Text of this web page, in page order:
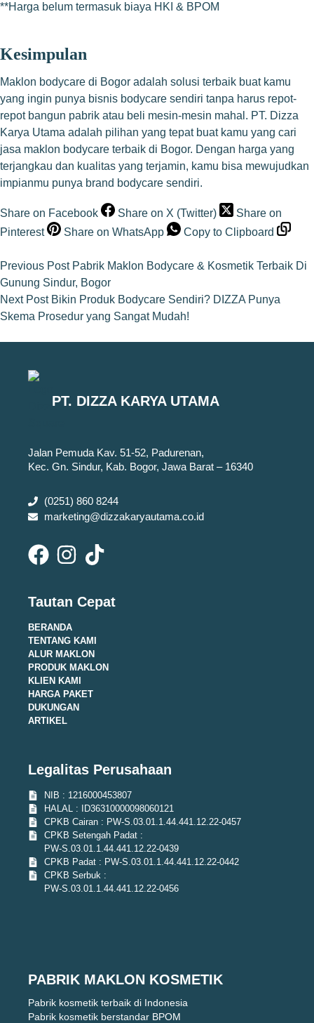
**Harga belum termasuk biaya HKI & BPOM
Kesimpulan
Maklon bodycare di Bogor adalah solusi terbaik buat kamu
yang ingin punya bisnis bodycare sendiri tanpa harus repot-
repot bangun pabrik atau beli mesin-mesin mahal. PT. Dizza
Karya Utama adalah pilihan yang tepat buat kamu yang cari
jasa maklon bodycare terbaik di Bogor. Dengan harga yang
terjangkau dan kualitas yang terjamin, kamu bisa mewujudkan
impianmu punya brand bodycare sendiri.
Share on Facebook Share on X (Twitter)
Share on
Pinterest
Share on WhatsApp Copy to Clipboard
Previous Post Pabrik Maklon Bodycare & Kosmetik Terbaik Di
Gunung Sindur, Bogor
Next Post Bikin Produk Bodycare Sendiri? DIZZA Punya
Skema Prosedur yang Sangat Mudah!
PT. DIZZA KARYA UTAMA
Jalan Pemuda Kav. 51-52, Padurenan,
Kec. Gn. Sindur, Kab. Bogor, Jawa Barat – 16340
(0251) 860 8244
marketing@dizzakaryautama.co.id
Tautan Cepat
BERANDA
TENTANG KAMI
ALUR MAKLON
PRODUK MAKLON
KLIEN KAMI
HARGA PAKET
DUKUNGAN
ARTIKEL
Legalitas Perusahaan
NIB : 1216000453807
HALAL : ID36310000098060121
CPKB Cairan : PW-S.03.01.1.44.441.12.22-0457
CPKB Setengah Padat :
PW-S.03.01.1.44.441.12.22-0439
CPKB Padat : PW-S.03.01.1.44.441.12.22-0442
CPKB Serbuk :
PW-S.03.01.1.44.441.12.22-0456
PABRIK MAKLON KOSMETIK
Pabrik kosmetik terbaik di Indonesia
Pabrik kosmetik berstandar BPOM